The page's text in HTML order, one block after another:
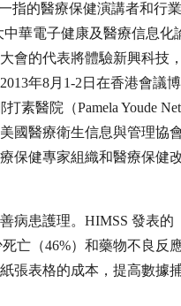
指的醫療保健演講者和行
中華電子健康及醫療信息
會的代表將體驗新興科技
年8月1-2日在香港會議
素醫院（Pamela Youde
國醫療衛生信息與管理協
保健專家組織和醫療保健
病患護理。HIMSS 發表
亡（46%）和藥物不良反
張表格的成本，提高數據